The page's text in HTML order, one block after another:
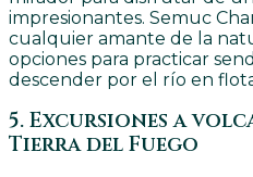
impresionantes. Semuc
cualquier amante de la
opciones para practicar
descender por el río en
5. Excursiones a
Tierra del Fuego